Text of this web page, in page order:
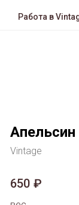
Работа в
Vintage
650 ₽